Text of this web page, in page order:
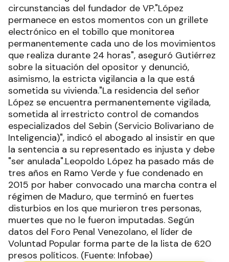
circunstancias del fundador de VP."López
permanece en estos momentos con un grillete
electrónico en el tobillo que monitorea
permanentemente cada uno de los movimientos
que realiza durante 24 horas", aseguró Gutiérrez
sobre la situación del opositor y denunció,
asimismo, la estricta vigilancia a la que está
sometida su vivienda."La residencia del señor
López se encuentra permanentemente vigilada,
sometida al irrestricto control de comandos
especializados del Sebin (Servicio Bolivariano de
Inteligencia)", indicó el abogado al insistir en que
la sentencia a su representado es injusta y debe
"ser anulada".Leopoldo López ha pasado más de
tres años en Ramo Verde y fue condenado en
2015 por haber convocado una marcha contra el
régimen de Maduro, que terminó en fuertes
disturbios en los que murieron tres personas,
muertes que no le fueron imputadas. Según
datos del Foro Penal Venezolano, el líder de
Voluntad Popular forma parte de la lista de 620
presos políticos. (Fuente: Infobae)